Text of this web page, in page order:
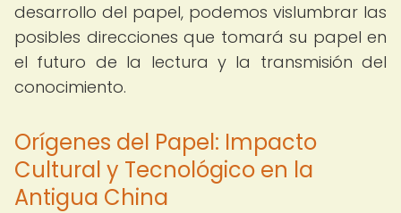
desarrollo del papel, podemos vislumbrar las
posibles direcciones que tomará su papel en
el futuro de la lectura y la transmisión del
conocimiento.
Orígenes del Papel: Impacto
Cultural y Tecnológico en la
Antigua China